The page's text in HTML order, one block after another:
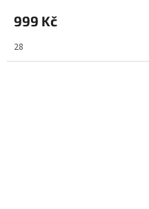
999 Kč
28